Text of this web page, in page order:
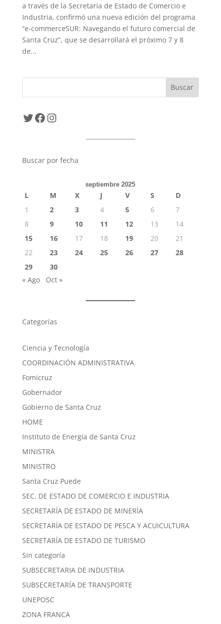
a través de la Secretaría de Estado de Comercio e
Industria, confirmó una nueva edición del programa
“e-commerceSUR: Navegando el futuro comercial de
Santa Cruz”, que se desarrollará el próximo 7 y 8
de...
Twitter
Facebook
Instagram
Buscar por fecha
septiembre 2025
L M X J V S
D
1
2 3 4 5 6
7
8
9 10 11 12 13
14
15
16 17 18 19 20
21
22
23 24 25 26 27
28
29
30
« Ago
Oct »
Categorías
Ciencia y Tecnología
COORDINACIÓN ADMINISTRATIVA
Fomicruz
Gobernador
Gobierno de Santa Cruz
HOME
Instituto de Energía de Santa Cruz
MINISTRA
MINISTRO
Santa Cruz Puede
SEC. DE ESTADO DE COMERCIO E INDUSTRIA
SECRETARÍA DE ESTADO DE MINERÍA
SECRETARÍA DE ESTADO DE PESCA Y ACUICULTURA
SECRETARÍA DE ESTADO DE TURISMO
Sin categoría
SUBSECRETARIA DE INDUSTRIA
SUBSECRETARÍA DE TRANSPORTE
UNEPOSC
ZONA FRANCA